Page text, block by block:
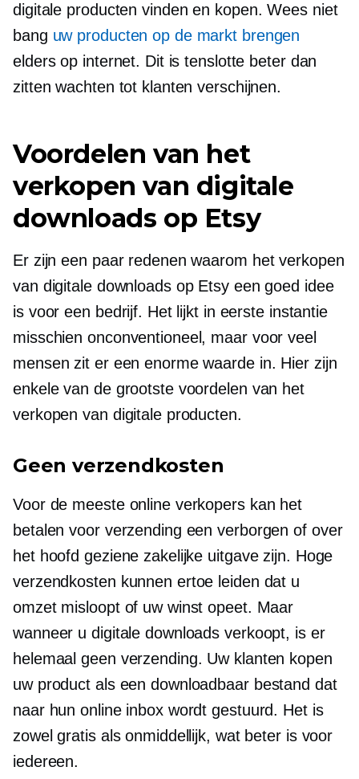
digitale producten vinden en kopen. Wees niet
bang uw producten op de markt brengen
elders op internet. Dit is tenslotte beter dan
zitten wachten tot klanten verschijnen.
Voordelen van het
verkopen van digitale
downloads op Etsy
Er zijn een paar redenen waarom het verkopen
van digitale downloads op Etsy een goed idee
is voor een bedrijf. Het lijkt in eerste instantie
misschien onconventioneel, maar voor veel
mensen zit er een enorme waarde in. Hier zijn
enkele van de grootste voordelen van het
verkopen van digitale producten.
Geen verzendkosten
Voor de meeste online verkopers kan het
betalen voor verzending een verborgen of over
het hoofd geziene zakelijke uitgave zijn. Hoge
verzendkosten kunnen ertoe leiden dat u
omzet misloopt of uw winst opeet. Maar
wanneer u digitale downloads verkoopt, is er
helemaal geen verzending. Uw klanten kopen
uw product als een downloadbaar bestand dat
naar hun online inbox wordt gestuurd. Het is
zowel gratis als onmiddellijk, wat beter is voor
iedereen.